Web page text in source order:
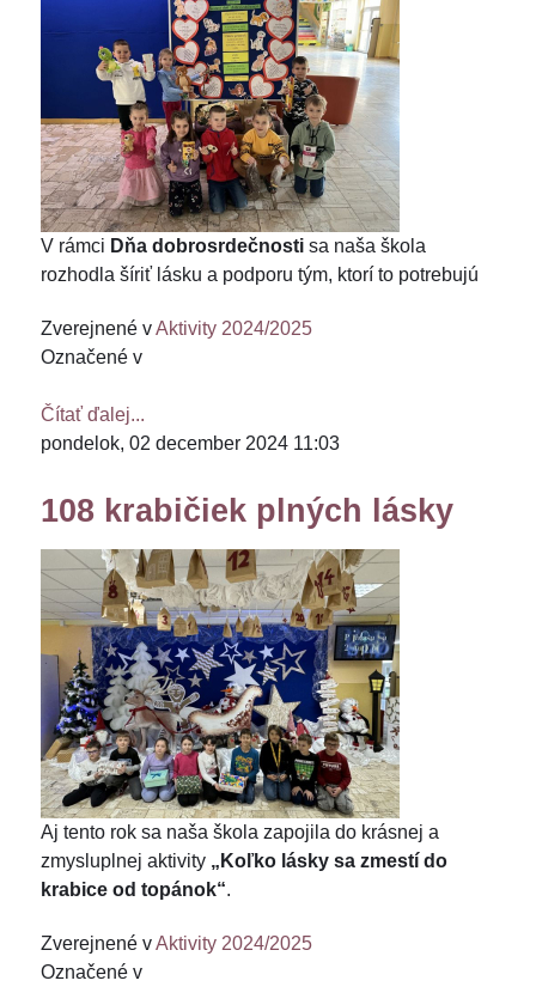
V rámci Dňa dobrosrdečnosti sa naša škola
rozhodla šíriť lásku a podporu tým, ktorí to potrebujú
Zverejnené vAktivity 2024/2025
Označené v
Čítať ďalej...
pondelok, 02 december 2024 11:03
108 krabičiek plných lásky
Aj tento rok sa naša škola zapojila do krásnej a
zmysluplnej aktivity „Koľko lásky sa zmestí do
krabice od topánok“.
Zverejnené vAktivity 2024/2025
Označené v